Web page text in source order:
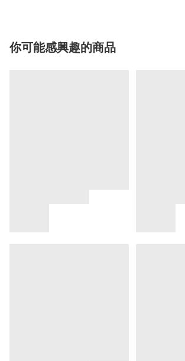
你可能感興趣的商品